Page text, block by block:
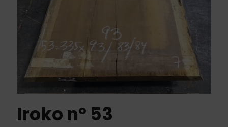
Iroko nº 53